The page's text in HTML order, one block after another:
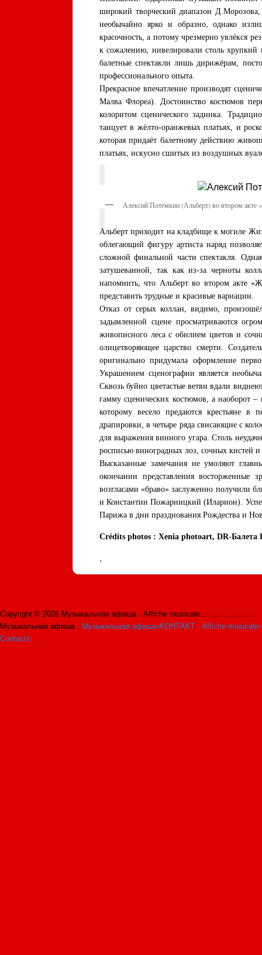
широкий творческий диапазон
необычайно ярко и образно, однако
красочность, а потому чрезмерно увлёкся
к сожалению, нивелировали столь
балетные спектакли лишь дирижёрам,
профессионального опыта.
Прекрасное впечатление производят
Малва Флореа). Достоинство костюмов
колоритом сценического задника.
танцует в жёлто-оранжевых платьях, и
которая придаёт балетному действию
платьях, искусно сшитых из воздушных
Алексий Потёмкин (Альберт) во втором акте
Альберт приходит на кладбище к могиле
облегающий фигуру артиста наряд
сложной финальной части спектакля.
затушеванной, так как из-за черноты
напомнить, что Альберт во втором акте
представить трудные и красивые вариации.
Отказ от серых коллан, видимо,
задымленной сцене просматриваются
живописного леса с обилием цветов и
олицетворяющее царство смерти.
оригинально придумала оформление
Украшением сценографии является
Сквозь буйно цветастые ветви вдали
гамму сценических костюмов, а наоборот –
которому весело предаются крестьяне в
драпировки, в четыре ряда свисающие с
для выражения винного угара. Столь
росписью виноградных лоз, сочных кистей
Высказанные замечания не умоляют
окончании представления восторженные
возгласами «браво» заслуженно получили
и Константин Пожарницкий (Иларион).
Парижа в дни празднования Рождества и
Crédits photos : Xenia photoart, DR-
.
Copyright © 2026 Музыкальная афиша - Affiche musicale.........................
Музыкальная афиша : Музыкальная афиша-KОНТАКТ - Affiche musicale-
Contacts